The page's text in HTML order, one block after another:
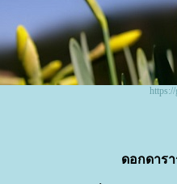
ดอกดาร